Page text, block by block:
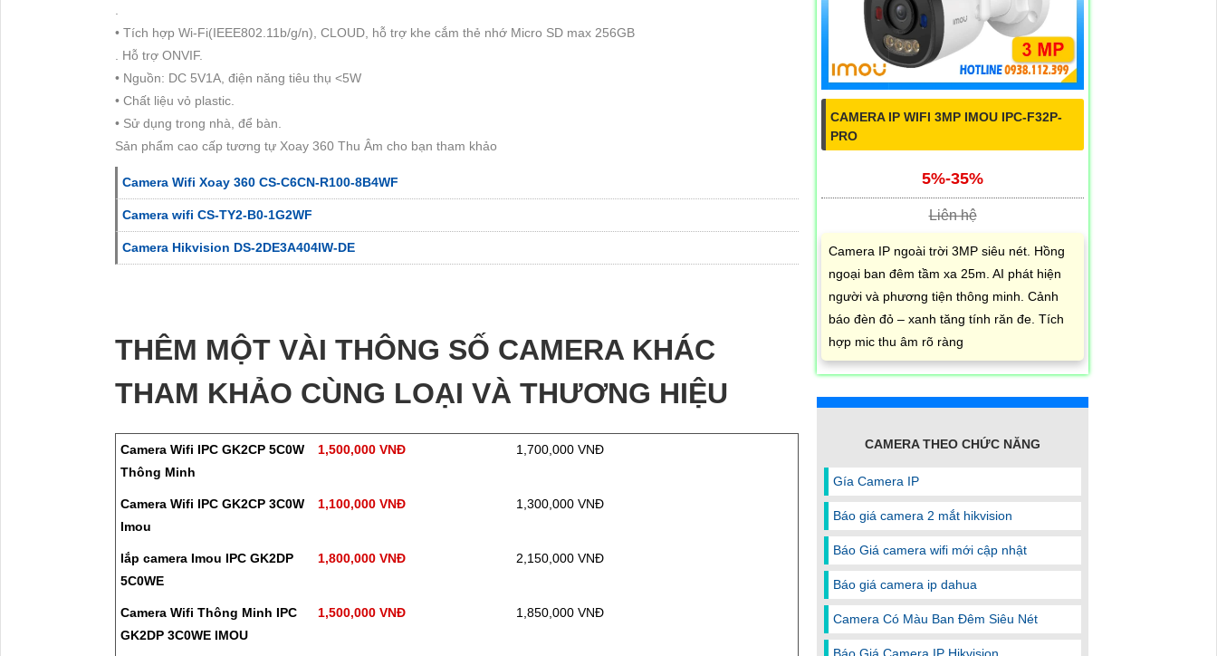
• Tích hợp Wi-Fi(IEEE802.11b/g/n), CLOUD, hỗ trợ khe cắm thẻ nhớ Micro SD max 256GB
. Hỗ trợ ONVIF.
• Nguồn: DC 5V1A, điện năng tiêu thụ <5W
• Chất liệu vỏ plastic.
• Sử dụng trong nhà, để bàn.
Sản phẩm cao cấp tương tự Xoay 360 Thu Âm cho bạn tham khảo
Camera Wifi Xoay 360 CS-C6CN-R100-8B4WF
Camera wifi CS-TY2-B0-1G2WF
Camera Hikvision DS-2DE3A404IW-DE
THÊM MỘT VÀI THÔNG SỐ CAMERA KHÁC
THAM KHẢO CÙNG LOẠI VÀ THƯƠNG HIỆU
Camera Wifi IPC GK2CP 5C0W
Thông Minh
1,500,000 VNĐ 1,700,000 VNĐ
Camera Wifi IPC GK2CP 3C0W
Imou
1,100,000 VNĐ 1,300,000 VNĐ
lắp camera Imou IPC GK2DP
5C0WE
1,800,000 VNĐ 2,150,000 VNĐ
Camera Wifi Thông Minh IPC
GK2DP 3C0WE IMOU
1,500,000 VNĐ 1,850,000 VNĐ
CAMERA IP WIFI 3MP IMOU IPC-F32P-
PRO
5%-35%
Liên hệ
Camera IP ngoài trời 3MP siêu nét. Hồng
ngoại ban đêm tầm xa 25m. AI phát hiện
người và phương tiện thông minh. Cảnh
báo đèn đỏ – xanh tăng tính răn đe. Tích
hợp mic thu âm rõ ràng
CAMERA THEO CHỨC NĂNG
Gía Camera IP
Báo giá camera 2 mắt hikvision
Báo Giá camera wifi mới cập nhật
Báo giá camera ip dahua
Camera Có Màu Ban Đêm Siêu Nét